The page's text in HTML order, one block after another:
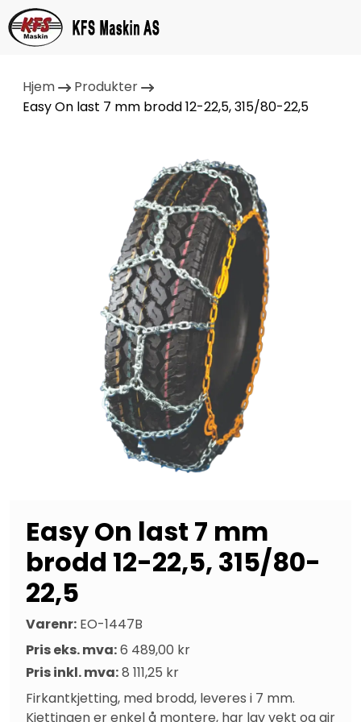
Hjem
Produkter
Easy On last 7 mm brodd 12-22,5, 315/80-22,5
Easy On last 7 mm
brodd 12-22,5, 315/80-
22,5
Varenr: EO-1447B
Pris eks. mva:6 489,00 kr
Pris inkl. mva:8 111,25 kr
Firkantkjetting, med brodd, leveres i 7 mm.
Kjettingen er enkel å montere, har lav vekt og gir